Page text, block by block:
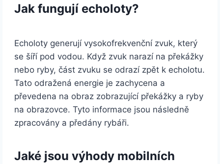
Jak fungují echoloty?
Echoloty generují vysokofrekvenční zvuk, který
se šíří pod vodou. Když zvuk narazí na překážky
nebo ryby, část zvuku se odrazí zpět k echolotu.
Tato odražená energie je zachycena a
převedena na obraz zobrazující překážky a ryby
na obrazovce. Tyto informace jsou následně
zpracovány a předány rybáři.
Jaké jsou výhody mobilních